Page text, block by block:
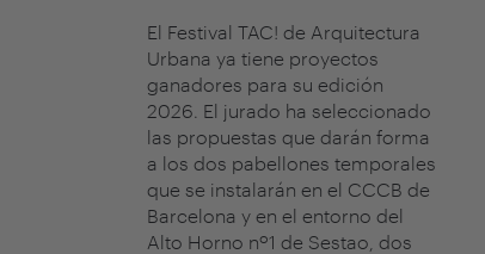
El Festival TAC! de Arquitectura
Urbana ya tiene proyectos
ganadores para su edición
2026. El jurado ha seleccionado
las propuestas que darán forma
a los dos pabellones temporales
que se instalarán en el CCCB de
Barcelona y en el entorno del
Alto Horno nº1 de Sestao, dos